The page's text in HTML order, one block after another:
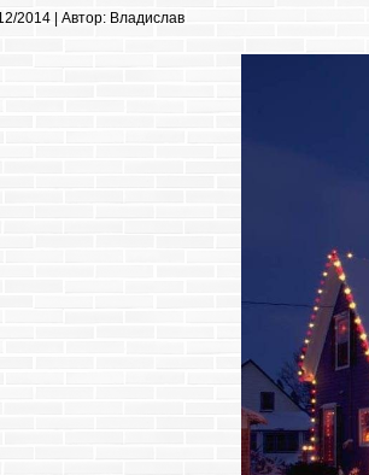
2014 |Автор: Владислав